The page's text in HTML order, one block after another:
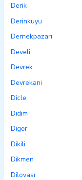
Derik
Derinkuyu
Dernekpazarı
Develi
Devrek
Devrekani
Dicle
Didim
Digor
Dikili
Dikmen
Dilovası